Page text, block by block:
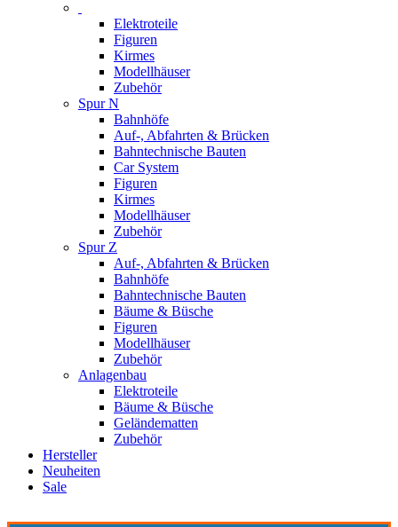
Elektroteile
Figuren
Kirmes
Modellhäuser
Zubehör
Spur N
Bahnhöfe
Auf-, Abfahrten & Brücken
Bahntechnische Bauten
Car System
Figuren
Kirmes
Modellhäuser
Zubehör
Spur Z
Auf-, Abfahrten & Brücken
Bahnhöfe
Bahntechnische Bauten
Bäume & Büsche
Figuren
Modellhäuser
Zubehör
Anlagenbau
Elektroteile
Bäume & Büsche
Geländematten
Zubehör
Hersteller
Neuheiten
Sale